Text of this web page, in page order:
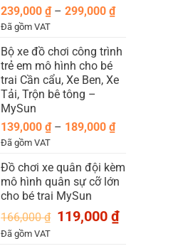
239,000 ₫ – 299,000 ₫Khoảng
239,000 ₫
299,000 ₫
Đã gồm VAT
Bộ xe đồ chơi công trình
trẻ em mô hình cho bé
trai Cần cẩu, Xe Ben, Xe
Tải, Trộn bê tông –
MySun
139,000 ₫ – 189,000 ₫Khoảng
139,000 ₫
đến
Đã gồm VAT
Đồ chơi xe quân đội kèm
mô hình quân sự cỡ lớn
cho bé trai MySun
166,000₫ Giá
119,000 ₫Giá
hiện
Đã gồm VAT